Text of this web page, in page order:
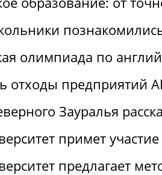
олимпиада по
отходы предприятий
Зауралья
примет
предлагает